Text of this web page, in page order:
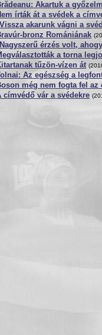
Akartuk a
írták át a svédek a
akarunk vágni a
bronz Romániának
érzés volt,
a torna
tűzön-vízen át
Az egészség a
még nem fogta fel az
címvédő vár a svédekre